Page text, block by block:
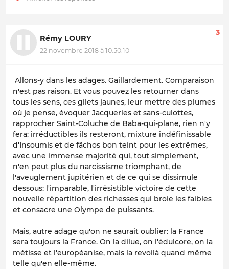
Rémy LOURY
22 novembre 2018 à 10:50:10
3
Allons-y dans les adages. Gaillardement. Comparaison
n'est pas raison. Et vous pouvez les retourner dans
tous les sens, ces gilets jaunes, leur mettre des plumes
où je pense, évoquer Jacqueries et sans-culottes,
rapprocher Saint-Coluche de Baba-qui-plane, rien n'y
fera: irréductibles ils resteront, mixture indéfinissable
d'Insoumis et de fâchos bon teint pour les extrêmes,
avec une immense majorité qui, tout simplement,
n'en peut plus du narcissisme triomphant, de
l'aveuglement jupitérien et de ce qui se dissimule
dessous: l'imparable, l'irrésistible victoire de cette
nouvelle répartition des richesses qui broie les faibles
et consacre une Olympe de puissants.
Mais, autre adage qu'on ne saurait oublier: la France
sera toujours la France. On la dilue, on l'édulcore, on la
métisse et l'européanise, mais la revoilà quand même
telle qu'en elle-même.